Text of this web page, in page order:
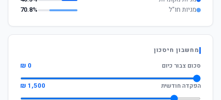
מניות חו"ל
70.8%
מחשבון חיסכון
סכום צבור כיום
0 ₪
הפקדה חודשית 1,500 ₪